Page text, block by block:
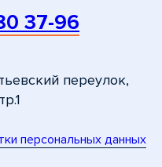
37-96
переулок,
персональных данных